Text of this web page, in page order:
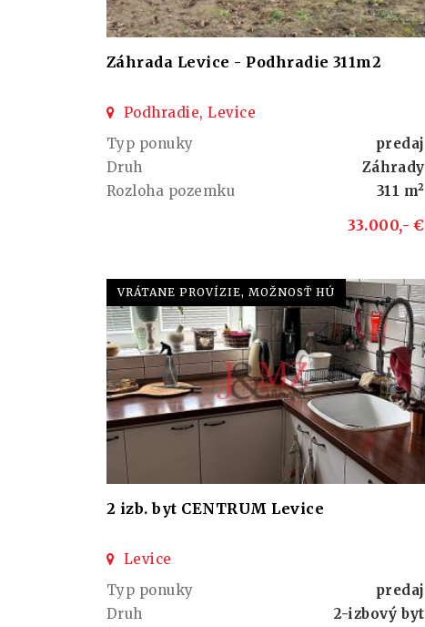
Záhrada Levice - Podhradie 311m2
Podhradie, Levice
Typ ponuky
predaj
Druh
Záhrady
Rozloha pozemku
311 m²
33.000,- €
VRÁTANE PROVÍZIE, MOŽNOSŤ HÚ
2 izb. byt CENTRUM Levice
Levice
Typ ponuky
predaj
Druh
2-izbový byt